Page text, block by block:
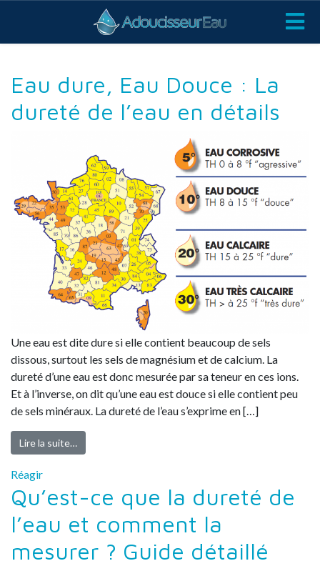
Eau dure, Eau Douce : La
dureté de l’eau en détails
Une eau est dite dure si elle contient beaucoup de sels
dissous, surtout les sels de magnésium et de calcium. La
dureté d’une eau est donc mesurée par sa teneur en ces ions.
Et à l’inverse, on dit qu’une eau est douce si elle contient peu
de sels minéraux. La dureté de l’eau s’exprime en […]
Lire la suite…
Réagir
Qu’est-ce que la dureté de
l’eau et comment la
mesurer ? Guide détaillé